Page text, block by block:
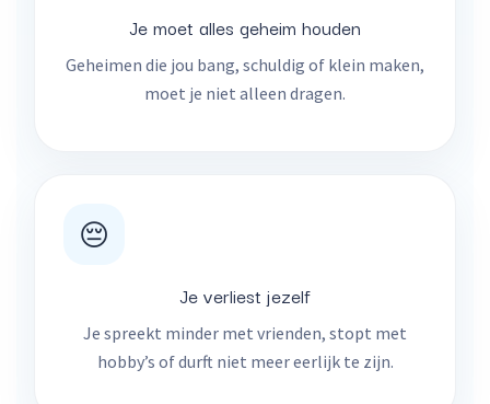
Je moet alles geheim houden
Geheimen die jou bang, schuldig of klein maken,
moet je niet alleen dragen.
😔
Je verliest jezelf
Je spreekt minder met vrienden, stopt met
hobby’s of durft niet meer eerlijk te zijn.